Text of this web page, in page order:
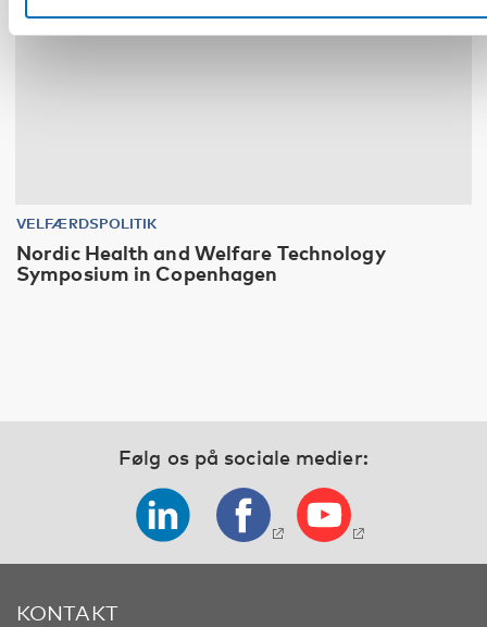
VELFÆRDSPOLITIK
Nordic Health and Welfare Technology
Symposium in Copenhagen
Følg os på sociale medier:
KONTAKT